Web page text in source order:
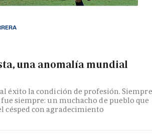
una anomalía mundial
éxito la condición de profesión. Siempre
fue siempre: un muchacho de pueblo que
césped con agradecimiento